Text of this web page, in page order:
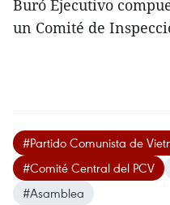
Buró Ejecutivo
un Comité de
#Partido Comunista de
#Comité Central del PCV
#Asamblea